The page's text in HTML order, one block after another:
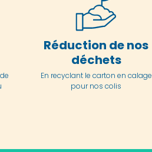
Réduction de nos
déchets
En recyclant le carton en calage
pour nos colis